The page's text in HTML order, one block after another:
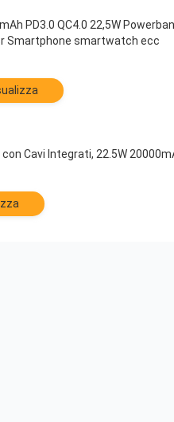
PD3.0 QC4.0 22,5W
Smartphone smartwatch ecc
Cavi Integrati, 22.5W